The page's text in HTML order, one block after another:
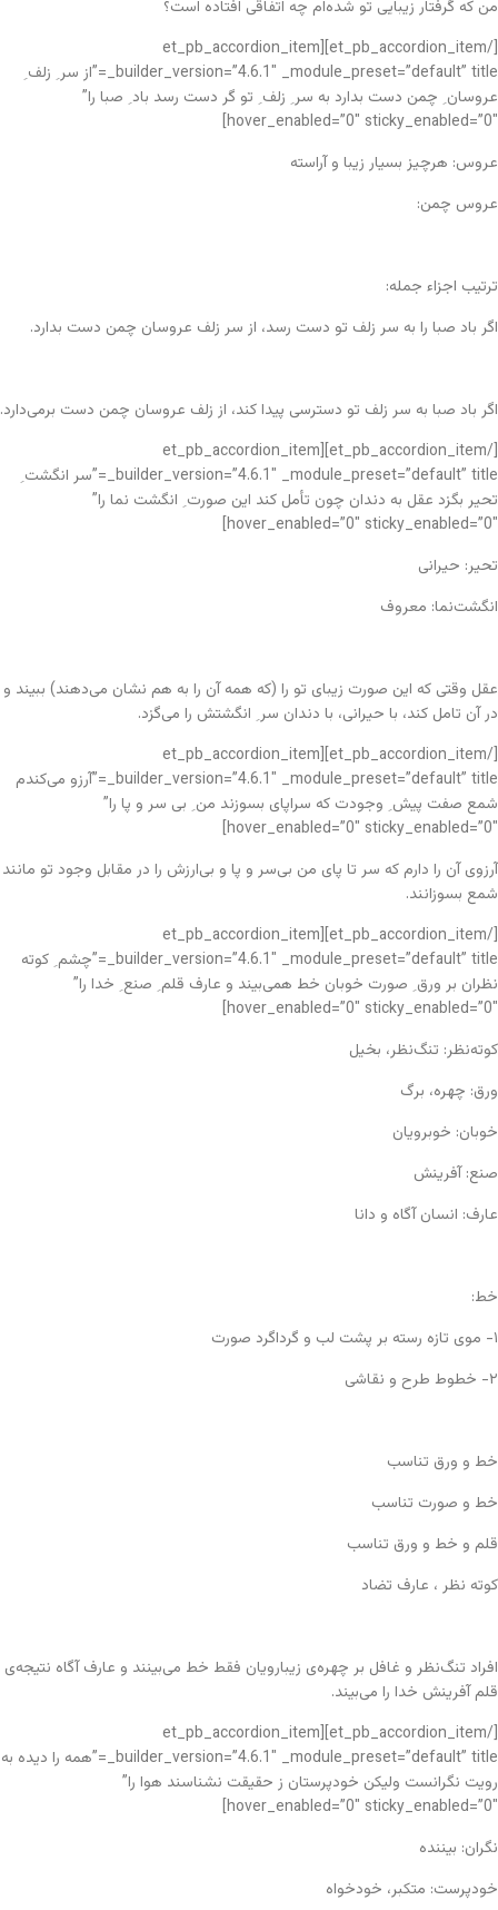
من که گرفتار زیبایی تو شده‌ام چه اتفاقی افتاده است؟
[/et_pb_accordion_item][et_pb_accordion_item
_builder_version=”4.6.1″ _module_preset=”default” title=”از سر ِ زلف ِ
عروسان ِ چمن دست بدارد به سر ِ زلف ِ تو گر دست رسد باد ِ صبا را”
hover_enabled=”0″ sticky_enabled=”0″]
عروس: هرچیز بسیار زیبا و آراسته
عروس چمن:
ترتیب اجزاء جمله:
اگر باد صبا را به سر زلف تو دست رسد، از سر زلف عروسان چمن دست بدارد.
اگر باد صبا به سر زلف تو دسترسی پیدا کند، از زلف عروسان چمن دست برمی‌دارد.
[/et_pb_accordion_item][et_pb_accordion_item
_builder_version=”4.6.1″ _module_preset=”default” title=”سر انگشت ِ
تحیر بگزد عقل به دندان چون تأمل کند این صورت ِ انگشت نما را”
hover_enabled=”0″ sticky_enabled=”0″]
تحیر: حیرانی
انگشت‌نما: معروف
عقل وقتی که این صورت زیبای تو را (که همه آن را به هم نشان می‌دهند) ببیند و
در آن تامل کند، با حیرانی، با دندان سر ِ انگشتش را می‌گزد.
[/et_pb_accordion_item][et_pb_accordion_item
_builder_version=”4.6.1″ _module_preset=”default” title=”آرزو می‌کندم
شمع صفت پیش ِ وجودت که سراپای بسوزند من ِ بی سر و پا را”
hover_enabled=”0″ sticky_enabled=”0″]
آرزوی آن را دارم که سر تا پای من بی‌سر و پا و بی‌ارزش را در مقابل وجود تو مانند
شمع بسوزانند.
[/et_pb_accordion_item][et_pb_accordion_item
_builder_version=”4.6.1″ _module_preset=”default” title=”چشم ِ کوته
نظران بر ورق ِ صورت خوبان خط همی‌بیند و عارف قلم ِ صنع ِ خدا را”
hover_enabled=”0″ sticky_enabled=”0″]
کوته‌نظر: تنگ‌نظر، بخیل
ورق: چهره، برگ
خوبان: خوبرویان
صنع: آفرینش
عارف: انسان آگاه و دانا
خط:
۱- موی تازه رسته بر پشت لب و گرداگرد صورت
۲- خطوط طرح و نقاشی
خط و ورق تناسب
خط و صورت تناسب
قلم و خط و ورق تناسب
کوته نظر ، عارف تضاد
افراد تنگ‌نظر و غافل بر چهره‌ی زیبارویان فقط خط می‌بینند و عارف آگاه نتیجه‌ی
قلم آفرینش خدا را می‌بیند.
[/et_pb_accordion_item][et_pb_accordion_item
_builder_version=”4.6.1″ _module_preset=”default” title=”همه را دیده به
رویت نگرانست ولیکن خودپرستان ز حقیقت نشناسند هوا را”
hover_enabled=”0″ sticky_enabled=”0″]
نگران: بیننده
خودپرست: متکبر، خودخواه